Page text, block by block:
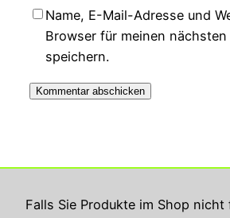
Falls Sie Produkte im Shop
Name, E-Mail-Adresse und
Browser für meinen nächsten
speichern.